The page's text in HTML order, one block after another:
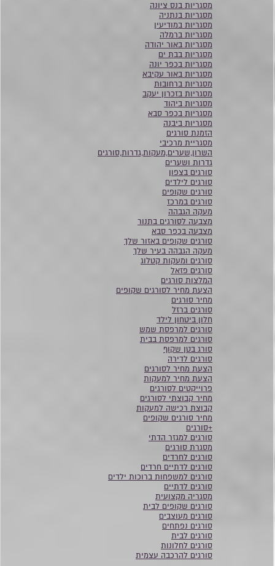
מסגריות בנס ציונה
מסגריות בנתניה
מסגריות במודיעין
מסגריות ברמלה
מסגריות באור יהודה
מסגריות בבת ים
מסגריות בכפר יונה
מסגריות באור עקיבא
מסגריות ברחובות
מסגריות בזכרון יעקב
מסגריות ביהוד
מסגריות בכפר סבא
מסגריות ביבנה
הזמנת סורגים
מסגריית מרכיבי
השרון,שערים,מעקות,גדרות,סורגים
גדרות ושערים
סורגים בצפון
סורגים לילדים
סורגים שקופים
סורגים במרכז
מעקה הגבהה
מצבעה לסורגים בתנור
מצבעה בכפר סבא
סורגים שקופים באזור שלך
מעקה הגבהה בעיר שלך
סורגים ומעקות קטלוג
סורגים פזאל
המלצות סורגים
הצעת מחיר לסורגים שקופים
מחיר סורגים
סורגים ברזל
חלון ביטחון לילד
סורגים למרפסת שמש
סורגים למרפסת בבית
סורג בטן שקוף
סורגים לדירה
הצעת מחיר לסורגים
הצעת מחיר למעקות
פרוייקטים לסורגים
מחיר קבוצתי לסורגים
קבוצת רכישה למעקות
מחיר סורגים שקופים
+סורגים
סורגים למגזר הדתי
מסגרת סורגים
סורגים לחרדים
סורגים לדתיים חרדים
סורגים למשפחות ברוכות ילדים
סורגים לדתיים
מסגריה מקצועית
סורגים שקופים לבית
סורגים מעוצבים
סורגים נפתחים
סורגים לבית
סורגים לחלונות
סורגים להרכבה עצמית